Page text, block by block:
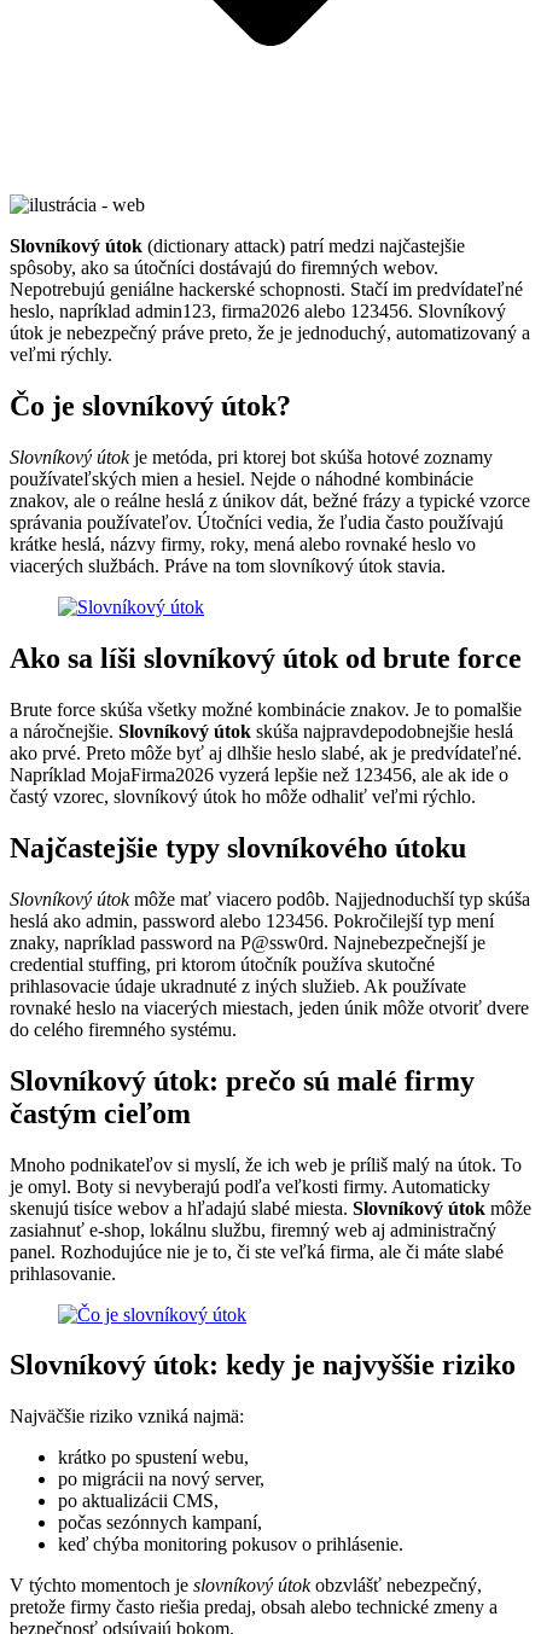
Slovníkový útok (dictionary attack) patrí medzi najčastejšie
spôsoby, ako sa útočníci dostávajú do firemných webov.
Nepotrebujú geniálne hackerské schopnosti. Stačí im predvídateľné
heslo, napríklad admin123, firma2026 alebo 123456. Slovníkový
útok je nebezpečný práve preto, že je jednoduchý, automatizovaný a
veľmi rýchly.
Čo je slovníkový útok?
Slovníkový útokje metóda, pri ktorej bot skúša hotové zoznamy
používateľských mien a hesiel. Nejde o náhodné kombinácie
znakov, ale o reálne heslá z únikov dát, bežné frázy a typické vzorce
správania používateľov. Útočníci vedia, že ľudia často používajú
krátke heslá, názvy firmy, roky, mená alebo rovnaké heslo vo
viacerých službách. Práve na tom slovníkový útok stavia.
Ako sa líši slovníkový útok od brute force
Brute force skúša všetky možné kombinácie znakov. Je to pomalšie
a náročnejšie. Slovníkový útok skúša najpravdepodobnejšie heslá
ako prvé. Preto môže byť aj dlhšie heslo slabé, ak je predvídateľné.
Napríklad MojaFirma2026 vyzerá lepšie než 123456, ale ak ide o
častý vzorec, slovníkový útok ho môže odhaliť veľmi rýchlo.
Najčastejšie typy slovníkového útoku
Slovníkový útokmôže mať viacero podôb. Najjednoduchší typ skúša
heslá ako admin, password alebo 123456. Pokročilejší typ mení
znaky, napríklad password na P@ssw0rd. Najnebezpečnejší je
credential stuffing, pri ktorom útočník používa skutočné
prihlasovacie údaje ukradnuté z iných služieb. Ak používate
rovnaké heslo na viacerých miestach, jeden únik môže otvoriť dvere
do celého firemného systému.
Slovníkový útok: prečo sú malé firmy
častým cieľom
Mnoho podnikateľov si myslí, že ich web je príliš malý na útok. To
je omyl. Boty si nevyberajú podľa veľkosti firmy. Automaticky
skenujú tisíce webov a hľadajú slabé miesta. Slovníkový útok môže
zasiahnuť e-shop, lokálnu službu, firemný web aj administračný
panel. Rozhodujúce nie je to, či ste veľká firma, ale či máte slabé
prihlasovanie.
Slovníkový útok: kedy je najvyššie riziko
Najväčšie riziko vzniká najmä:
krátko po spustení webu,
po migrácii na nový server,
po aktualizácii CMS,
počas sezónnych kampaní,
keď chýba monitoring pokusov o prihlásenie.
V týchto momentoch je slovníkový útokobzvlášť nebezpečný,
pretože firmy často riešia predaj, obsah alebo technické zmeny a
bezpečnosť odsúvajú bokom.